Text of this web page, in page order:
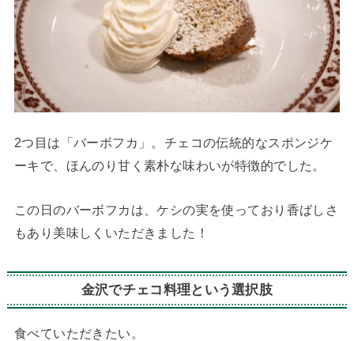
2つ目は「バーボフカ」。チェコの伝統的なスポンジケ
ーキで、ほんのり甘く素朴な味わいが特徴的でした。
この日のバーボフカは、ケシの実を使っており香ばしさ
もあり美味しくいただきました！
金沢でチェコ料理という選択肢
食べていただきたい。